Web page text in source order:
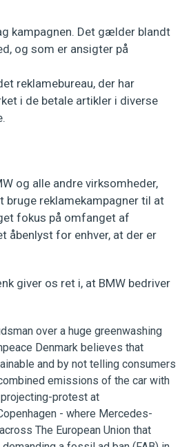
kampagnen. Det gælder blandt
og som er ansigter på
reklamebureau, der har
i de betale artikler i diverse
og alle andre virksomheder,
bruge reklamekampagner til at
fokus på omfanget af
åbenlyst for enhver, at der er
giver os ret i, at BMW bedriver